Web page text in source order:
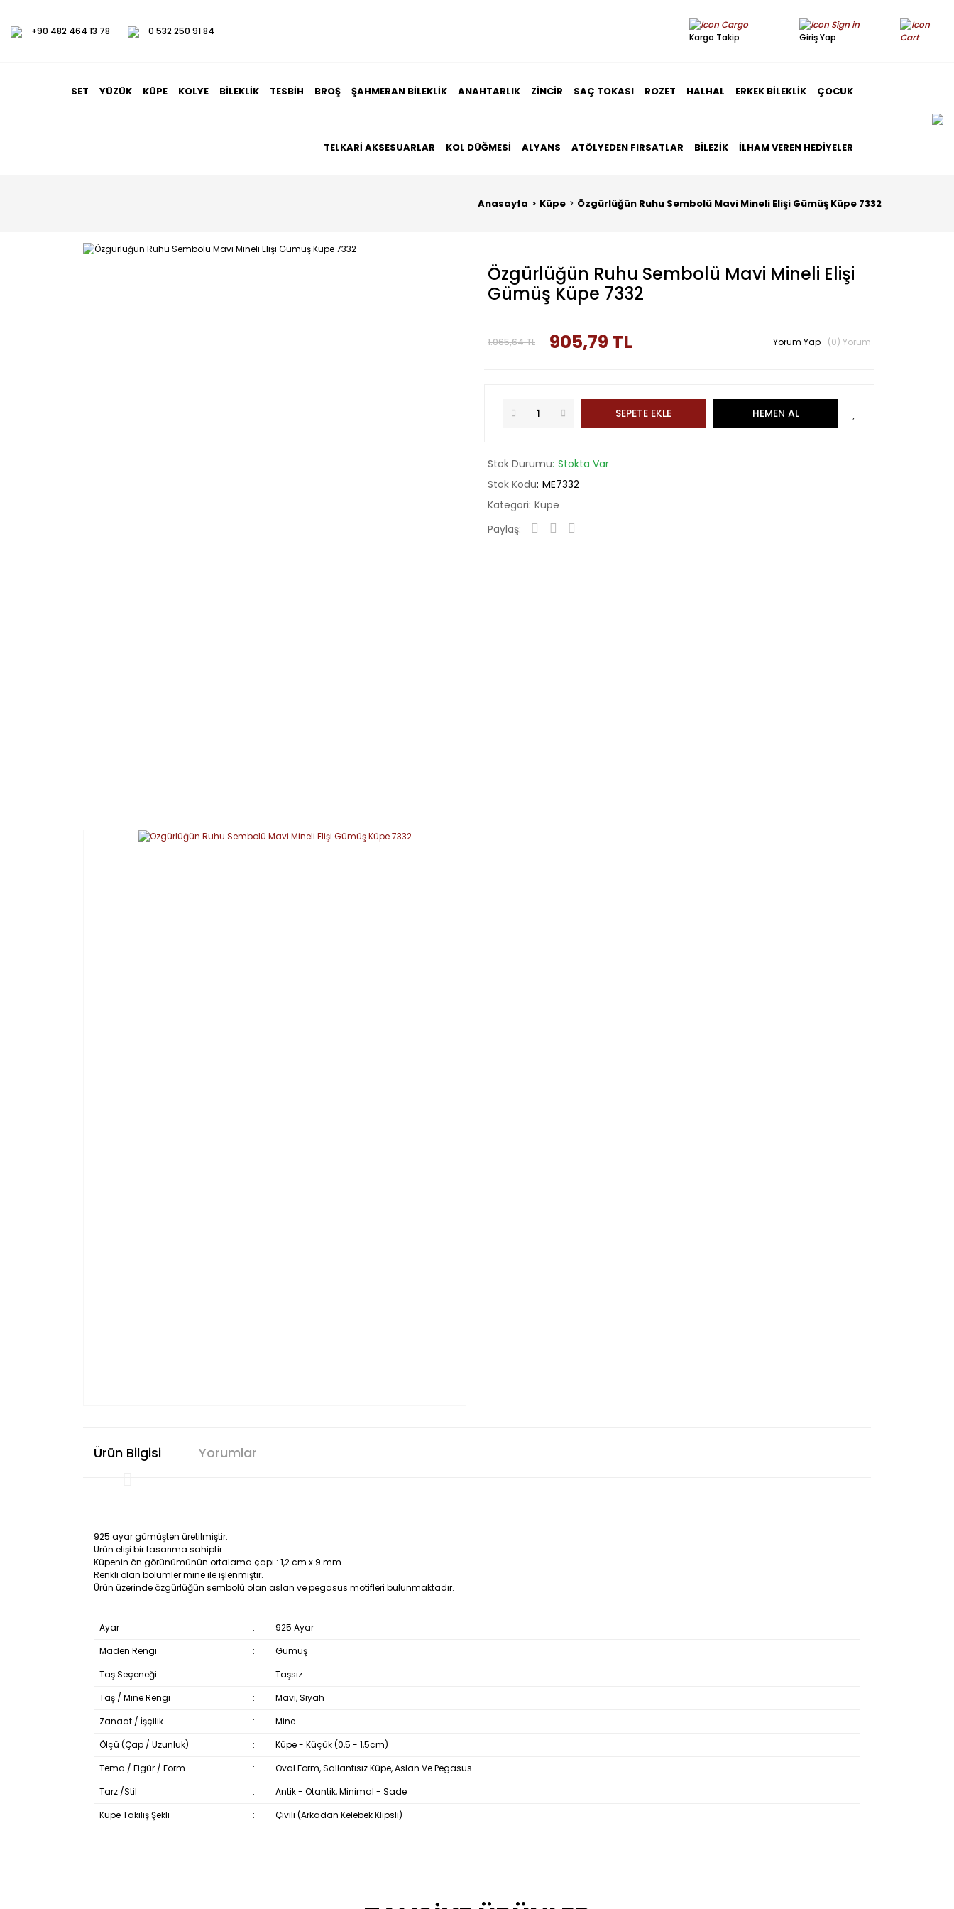
+90 482 464 13 78 0 532 250 91 84
Kargo Takip Giriş Yap
SET YÜZÜK KÜPE KOLYE BILEKLIK TESBIH BROŞ ŞAHMERAN BILEKLIK ANAHTARLIK ZINCIR SAÇ TOKASI ROZET HALHAL ERKEK BILEKLIK ÇOCUK
TELKARI AKSESUARLAR KOL DÜĞMESI ALYANS ATÖLYEDEN FIRSATLAR BILEZIK İLHAM VEREN HEDIYELER
Anasayfa Küpe Özgürlüğün Ruhu Sembolü Mavi Mineli Elişi Gümüş Küpe 7332
Özgürlüğün Ruhu Sembolü Mavi Mineli Elişi
Gümüş Küpe 7332
1.065,64 TL 905,79 TL Yorum Yap (0) Yorum
SEPETE EKLE HEMEN AL
Stok Durumu Stokta Var
Stok Kodu ME7332
Kategori Küpe
Paylaş:
Ürün Bilgisi Yorumlar
925 ayar gümüşten üretilmiştir.
Ürün elişi bir tasarıma sahiptir.
Küpenin ön görünümünün ortalama çapı : 1,2 cm x 9 mm.
Renkli olan bölümler mine ile işlenmiştir.
Ürün üzerinde özgürlüğün sembolü olan aslan ve pegasus motifleri bulunmaktadır.
Ayar :
925 Ayar
Maden Rengi
:
Gümüş
Taş Seçeneği
:
Taşsız
Taş / Mine Rengi
:
Mavi, Siyah
Zanaat / İşçilik
:
Mine
Ölçü (Çap / Uzunluk)
:
Küpe - Küçük (0,5 - 1,5cm)
Tema / Figür / Form
:
Oval Form, Sallantısız Küpe, Aslan Ve Pegasus
Tarz /Stil
:
Antik - Otantik, Minimal - Sade
Küpe Takılış Şekli
: Çivili (Arkadan Kelebek Klipsli)